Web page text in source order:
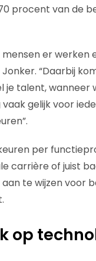
procent van de
er werken
“Daarbij
talent, wanneer
gelijk voor
per
carrière of juist
te wijzen voor
op